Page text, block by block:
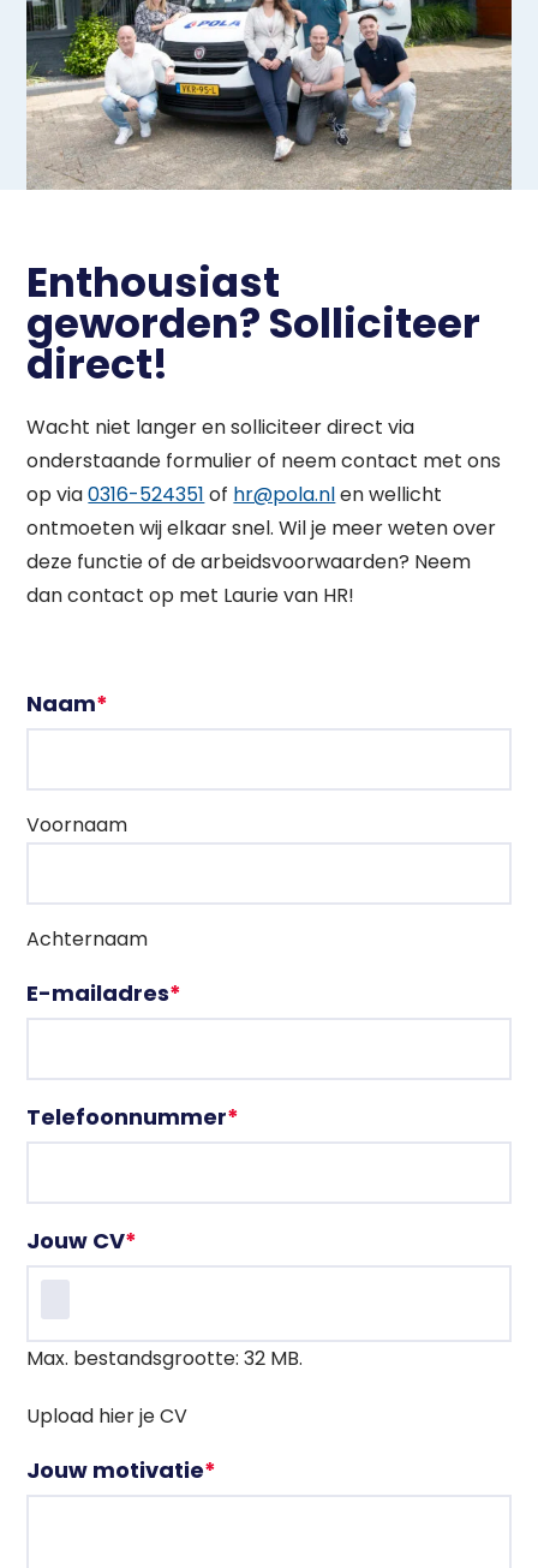
Enthousiast
geworden? Solliciteer
direct!
Wacht niet langer en solliciteer direct via
onderstaande formulier of neem contact met ons
op via0316-524351 of hr@pola.nlen wellicht
ontmoeten wij elkaar snel. Wil je meer weten over
deze functie of de arbeidsvoorwaarden? Neem
dan contact op met Laurie van HR!
Naam*
Voornaam
Achternaam
E-mailadres*
Telefoonnummer*
Jouw CV*
Max. bestandsgrootte: 32 MB.
Upload hier je CV
Jouw motivatie*